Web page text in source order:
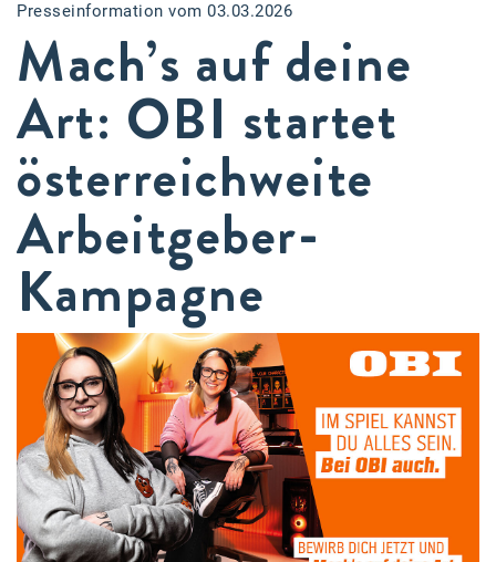
Accor
ALC
Anadi Bank
Bake the Shape
BBDO Wien
bellaflora
BISON
Brandl Talos
Braun
BRP-Rotax
Bundesdenkmalamt
Presseinformation vom 03.03.2026
Mach’s auf deine
Art: OBI startet
österreichweite
Arbeitgeber-
Kampagne